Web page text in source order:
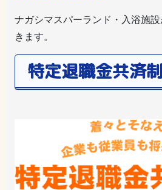
ナガシマスパーランド・入浴施
きます。
特定退職金共済